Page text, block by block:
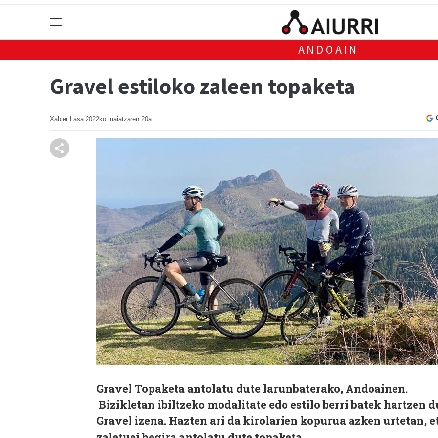
ANDOAIN
Gravel estiloko zaleen topaketa
Xabier Lasa 2022ko maiatzaren 20a
Gravel Topaketa antolatu dute larunbaterako, Andoainen.
Bizikletan ibiltzeko modalitate edo estilo berri batek hartzen
Gravel izena. Hazten ari da kirolarien kopurua azken urtetan,